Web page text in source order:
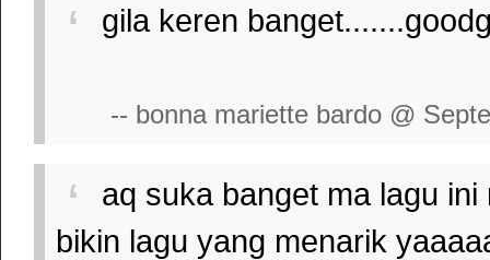
gila keren
-- bonna mariette bardo @
aq suka banget ma lagu
bikin lagu yang menarik